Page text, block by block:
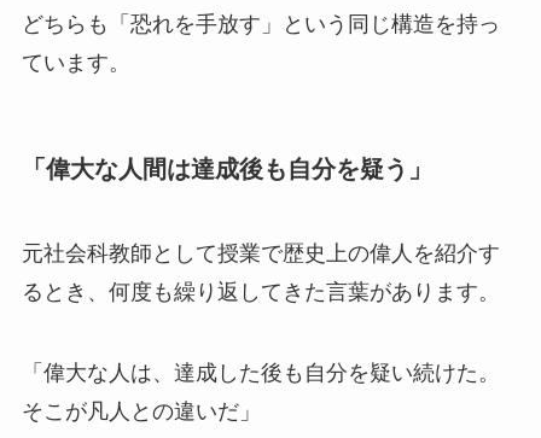
どちらも「恐れを手放す」という同じ構造を持っ
ています。
「偉大な人間は達成後も自分を疑う」
元社会科教師として授業で歴史上の偉人を紹介す
るとき、何度も繰り返してきた言葉があります。
「偉大な人は、達成した後も自分を疑い続けた。
そこが凡人との違いだ」